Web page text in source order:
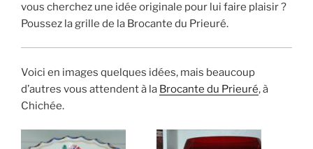
vous cherchez une idée originale pour lui faire plaisir ?
Poussez la grille de la Brocante du Prieuré.
Voici en images quelques idées, mais beaucoup
d’autres vous attendent à la Brocante du Prieuré, à
Chichée.